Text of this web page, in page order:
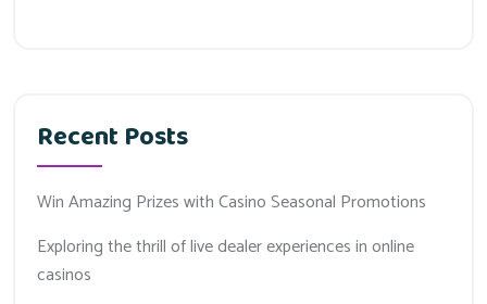
Recent Posts
Win Amazing Prizes with Casino Seasonal Promotions
Exploring the thrill of live dealer experiences in online
casinos